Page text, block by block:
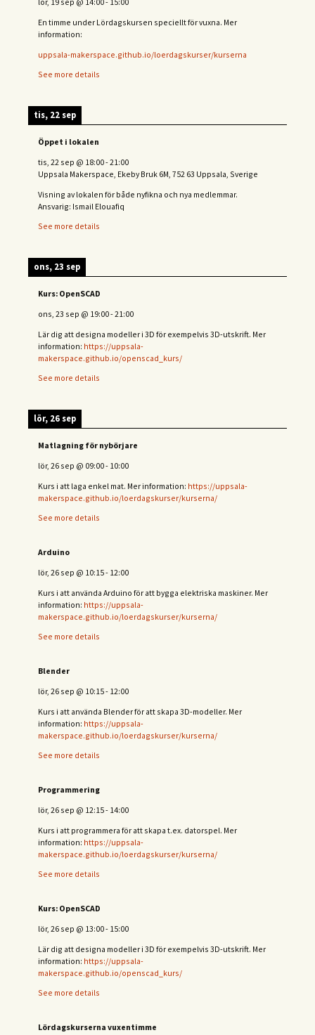
En timme under Lördagskursen speciellt för vuxna. Mer
information:
uppsala-makerspace.github.io/loerdagskurser/kurserna
See more details
tis, 22 sep
Öppet i lokalen
tis, 22 sep @ 18:00-21:00
Uppsala Makerspace, Ekeby Bruk 6M, 752 63 Uppsala, Sverige
Visning av lokalen för både nyfikna och nya medlemmar.
Ansvarig: Ismail Elouafiq
See more details
ons, 23 sep
Kurs: OpenSCAD
ons, 23 sep @ 19:00-21:00
Lär dig att designa modeller i 3D för exempelvis 3D-utskrift. Mer
information: https://uppsala-
makerspace.github.io/openscad_kurs/
See more details
lör, 26 sep
Matlagning för nybörjare
lör, 26 sep @ 09:00- 10:00
Kurs i att laga enkel mat. Mer information: https://uppsala-
makerspace.github.io/loerdagskurser/kurserna/
See more details
Arduino
lör, 26 sep @ 10:15- 12:00
Kurs i att använda Arduino för att bygga elektriska maskiner. Mer
information: https://uppsala-
makerspace.github.io/loerdagskurser/kurserna/
See more details
Blender
lör, 26 sep @ 10:15- 12:00
Kurs i att använda Blender för att skapa 3D-modeller. Mer
information: https://uppsala-
makerspace.github.io/loerdagskurser/kurserna/
See more details
Programmering
lör, 26 sep @ 12:15- 14:00
Kurs i att programmera för att skapa t.ex. datorspel. Mer
information: https://uppsala-
makerspace.github.io/loerdagskurser/kurserna/
See more details
Kurs: OpenSCAD
lör, 26 sep @ 13:00- 15:00
Lär dig att designa modeller i 3D för exempelvis 3D-utskrift. Mer
information: https://uppsala-
makerspace.github.io/openscad_kurs/
See more details
Lördagskurserna vuxentimme